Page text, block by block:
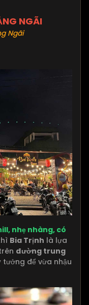
NGÃI
Ngãi
nhẹ nhàng, có
Bia Trịnh là lựa
đường trung
tưởng để vừa nhậu